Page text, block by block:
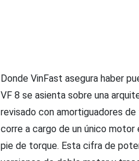
Donde VinFast asegura haber
VF 8 se asienta sobre una
revisado con amortiguadores
corre a cargo de un único
pie de torque. Esta cifra de